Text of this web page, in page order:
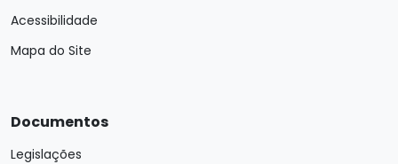
Acessibilidade
Mapa do Site
Documentos
Legislações